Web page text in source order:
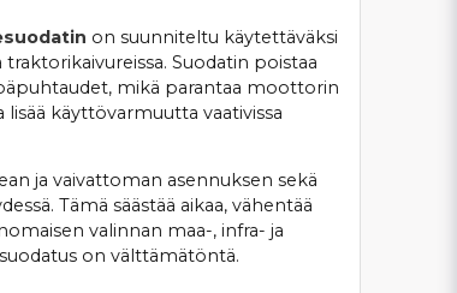
on suunniteltu käytettäväksi
traktorikaivureissa. Suodatin poistaa
mikä parantaa moottorin
käyttövarmuutta vaativissa
ja vaivattoman asennuksen sekä
Tämä säästää aikaa, vähentää
valinnan maa-, infra- ja
on välttämätöntä.